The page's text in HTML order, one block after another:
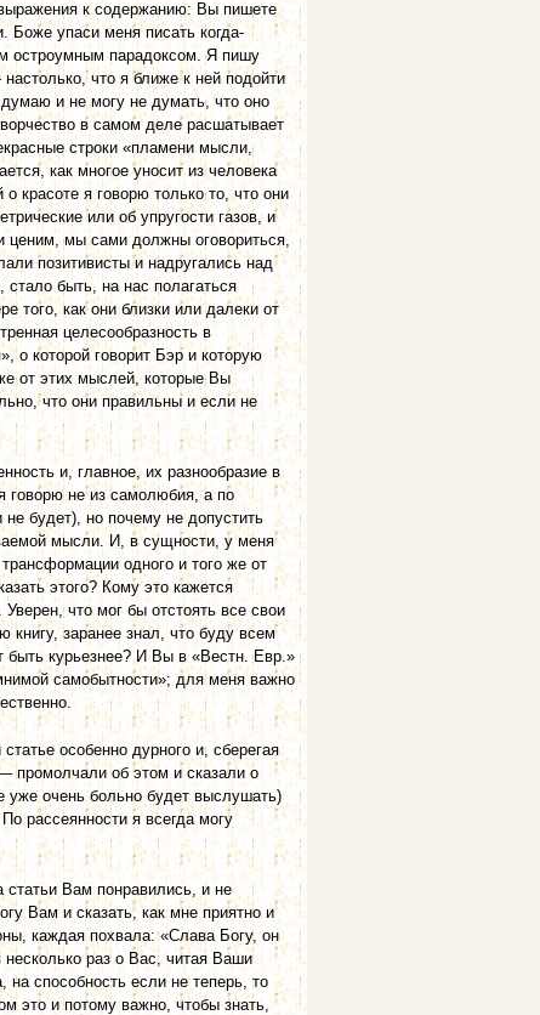
к содержанию: Вы пишете
Боже упаси меня писать когда-
остроумным парадоксом. Я пишу
что я ближе к ней подойти
и не могу не думать, что оно
в самом деле расшатывает
строки «пламени мысли,
как многое уносит из человека
красоте я говорю только то, что они
или об упругости газов, и
ценим, мы сами должны оговориться,
позитивисты и надругались над
быть, на нас полагаться
того, как они близки или далеки от
целесообразность в
о которой говорит Бэр и которую
от этих мыслей, которые Вы
что они правильны и если не
и, главное, их разнообразие в
говорю не из самолюбия, а по
будет), но почему не допустить
мысли. И, в сущности, у меня
одного и того же от
этого? Кому это кажется
что мог бы отстоять все свои
заранее знал, что буду всем
курьезнее? И Вы в «Вестн. Евр.»
самобытности»; для меня важно
особенно дурного и, сберегая
об этом и сказали о
уже очень больно будет выслушать)
рассеянности я всегда могу
статьи Вам понравились, и не
Вам и сказать, как мне приятно и
каждая похвала: «Слава Богу, он
раз о Вас, читая Ваши
способность если не теперь, то
это и потому важно, чтобы знать,